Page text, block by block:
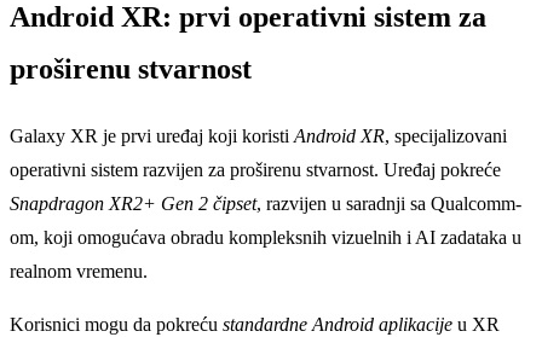
Android XR: prvi operativni sistem za
proširenu stvarnost
Galaxy XR je prvi uređaj koji koristi Android XR, specijalizovani
operativni sistem razvijen za proširenu stvarnost. Uređaj pokreće
Snapdragon XR2+ Gen 2 čipset, razvijen u saradnji sa Qualcomm-
om, koji omogućava obradu kompleksnih vizuelnih i AI zadataka u
realnom vremenu.
Korisnici mogu da pokreću standardne Android aplikacije u XR